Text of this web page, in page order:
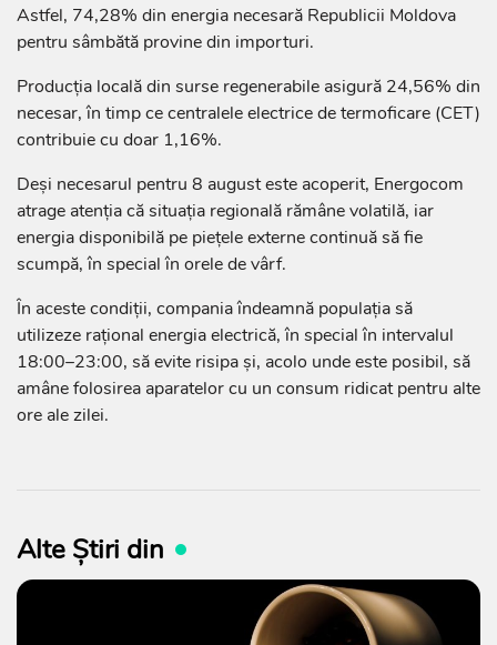
Astfel, 74,28% din energia necesară Republicii Moldova
pentru sâmbătă provine din importuri.
Producția locală din surse regenerabile asigură 24,56% din
necesar, în timp ce centralele electrice de termoficare (CET)
contribuie cu doar 1,16%.
Deși necesarul pentru 8 august este acoperit, Energocom
atrage atenția că situația regională rămâne volatilă, iar
energia disponibilă pe piețele externe continuă să fie
scumpă, în special în orele de vârf.
În aceste condiții, compania îndeamnă populația să
utilizeze rațional energia electrică, în special în intervalul
18:00–23:00, să evite risipa și, acolo unde este posibil, să
amâne folosirea aparatelor cu un consum ridicat pentru alte
ore ale zilei.
Alte Știri din